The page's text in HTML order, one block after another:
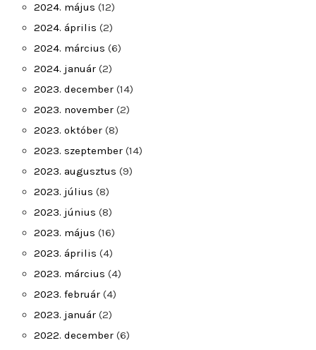
2024. május (12)
2024. április (2)
2024. március (6)
2024. január (2)
2023. december (14)
2023. november (2)
2023. október (8)
2023. szeptember (14)
2023. augusztus (9)
2023. július (8)
2023. június (8)
2023. május (16)
2023. április (4)
2023. március (4)
2023. február (4)
2023. január (2)
2022. december (6)